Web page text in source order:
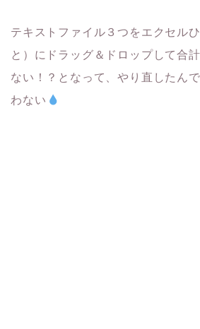
テキストファイル３つをエクセル
と）にドラッグ＆ドロップして合
ない！？となって、やり直したん
わない